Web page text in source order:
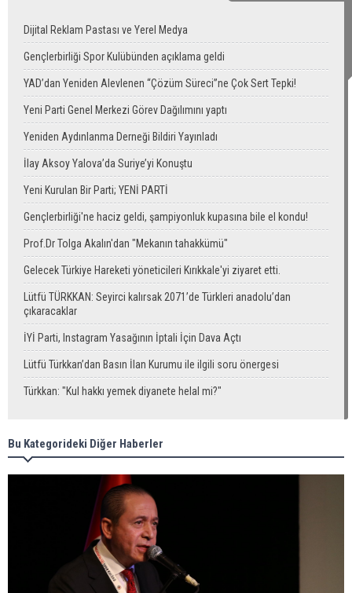
Dijital Reklam Pastası ve Yerel Medya
Gençlerbirliği Spor Kulübünden açıklama geldi
YAD’dan Yeniden Alevlenen “Çözüm Süreci”ne Çok Sert Tepki!
Yeni Parti Genel Merkezi Görev Dağılımını yaptı
Yeniden Aydınlanma Derneği Bildiri Yayınladı
İlay Aksoy Yalova’da Suriye’yi Konuştu
Yeni Kurulan Bir Parti; YENİ PARTİ
Gençlerbirliği'ne haciz geldi, şampiyonluk kupasına bile el kondu!
Prof.Dr Tolga Akalın'dan "Mekanın tahakkümü"
Gelecek Türkiye Hareketi yöneticileri Kırıkkale'yi ziyaret etti.
Lütfü TÜRKKAN: Seyirci kalırsak 2071’de Türkleri anadolu’dan
çıkaracaklar
İYİ Parti, Instagram Yasağının İptali İçin Dava Açtı
Lütfü Türkkan’dan Basın İlan Kurumu ile ilgili soru önergesi
Türkkan: "Kul hakkı yemek diyanete helal mi?"
Bu Kategorideki Diğer Haberler